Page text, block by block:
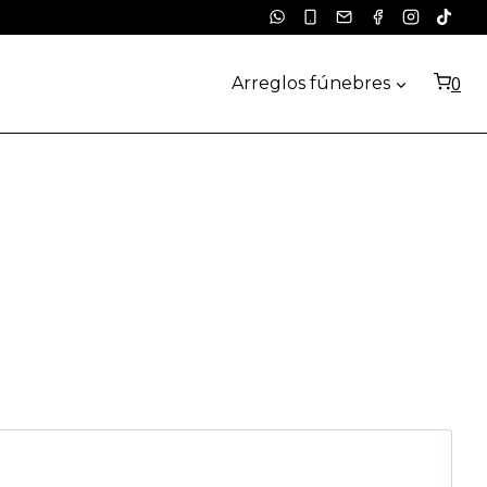
Arreglos fúnebres 0